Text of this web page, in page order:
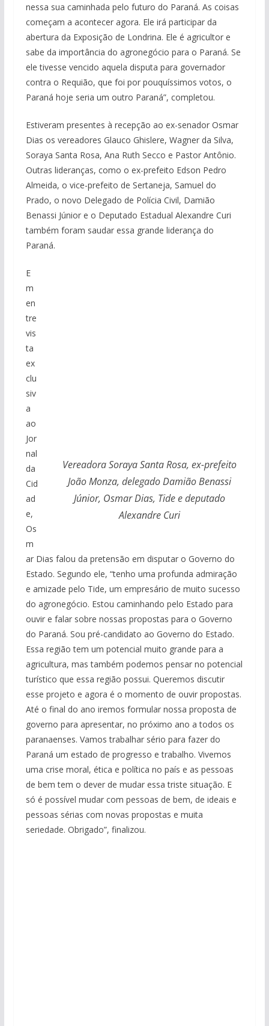
nessa sua caminhada pelo futuro do Paraná. As coisas
começam a acontecer agora. Ele irá participar da
abertura da Exposição de Londrina. Ele é agricultor e
sabe da importância do agronegócio para o Paraná. Se
ele tivesse vencido aquela disputa para governador
contra o Requião, que foi por pouquíssimos votos, o
Paraná hoje seria um outro Paraná”, completou.
Estiveram presentes à recepção ao ex-senador Osmar
Dias os vereadores Glauco Ghislere, Wagner da Silva,
Soraya Santa Rosa, Ana Ruth Secco e Pastor Antônio.
Outras lideranças, como o ex-prefeito Edson Pedro
Almeida, o vice-prefeito de Sertaneja, Samuel do
Prado, o novo Delegado de Polícia Civil, Damião
Benassi Júnior e o Deputado Estadual Alexandre Curi
também foram saudar essa grande liderança do
Paraná.
Vereadora Soraya Santa Rosa, ex-prefeito
João Monza, delegado Damião Benassi
Júnior, Osmar Dias, Tide e deputado
Alexandre Curi
E
m
en
tre
vis
ta
ex
clu
siv
a
ao
Jor
nal
da
Cid
ad
e,
Os
m
ar Dias falou da pretensão em disputar o Governo do
Estado. Segundo ele, “tenho uma profunda admiração
e amizade pelo Tide, um empresário de muito sucesso
do agronegócio. Estou caminhando pelo Estado para
ouvir e falar sobre nossas propostas para o Governo
do Paraná. Sou pré-candidato ao Governo do Estado.
Essa região tem um potencial muito grande para a
agricultura, mas também podemos pensar no potencial
turístico que essa região possui. Queremos discutir
esse projeto e agora é o momento de ouvir propostas.
Até o final do ano iremos formular nossa proposta de
governo para apresentar, no próximo ano a todos os
paranaenses. Vamos trabalhar sério para fazer do
Paraná um estado de progresso e trabalho. Vivemos
uma crise moral, ética e política no país e as pessoas
de bem tem o dever de mudar essa triste situação. E
só é possível mudar com pessoas de bem, de ideais e
pessoas sérias com novas propostas e muita
seriedade. Obrigado”, finalizou.